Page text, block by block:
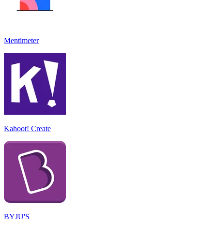
Mentimeter
Kahoot! Create
BYJU'S